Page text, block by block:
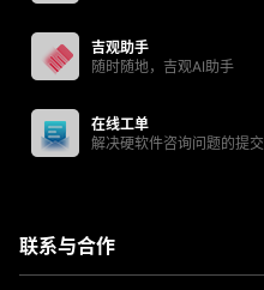
吉观助手
随时随地，吉观AI助手
在线工单
解决硬软件咨询问题的提交
联系与合作